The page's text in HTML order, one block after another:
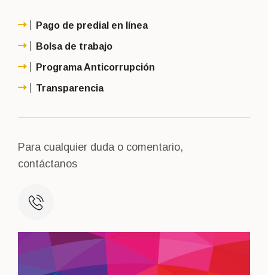
Pago de predial en línea
Bolsa de trabajo
Programa Anticorrupción
Transparencia
Para cualquier duda o comentario,
contáctanos